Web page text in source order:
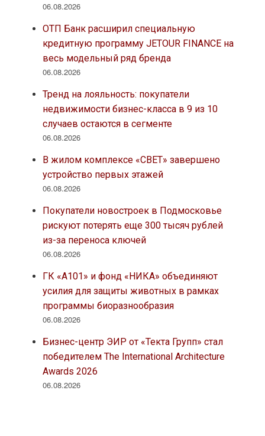
06.08.2026
ОТП Банк расширил специальную
кредитную программу JETOUR FINANCE на
весь модельный ряд бренда
06.08.2026
Тренд на лояльность: покупатели
недвижимости бизнес-класса в 9 из 10
случаев остаются в сегменте
06.08.2026
В жилом комплексе «СВЕТ» завершено
устройство первых этажей
06.08.2026
Покупатели новостроек в Подмосковье
рискуют потерять еще 300 тысяч рублей
из-за переноса ключей
06.08.2026
ГК «А101» и фонд «НИКА» объединяют
усилия для защиты животных в рамках
программы биоразнообразия
06.08.2026
Бизнес-центр ЭИР от «Текта Групп» стал
победителем The International Architecture
Awards 2026
06.08.2026